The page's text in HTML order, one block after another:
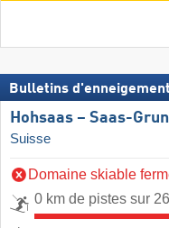
Bulletins d'enneigement
Hohsaas – Saas-
Suisse
Domaine skiable
0 km de pistes sur